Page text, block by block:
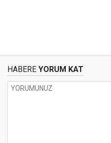
HABERE YORUM KAT